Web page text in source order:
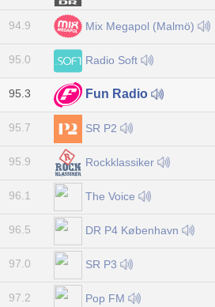
94.9 Mix Megapol (Malmö)
95.0 Radio Soft
95.3 Fun Radio
95.7 SR P2
95.9 Rockklassiker
96.1 The Voice
96.5 DR P4 København
97.0 SR P3
97.2 Pop FM